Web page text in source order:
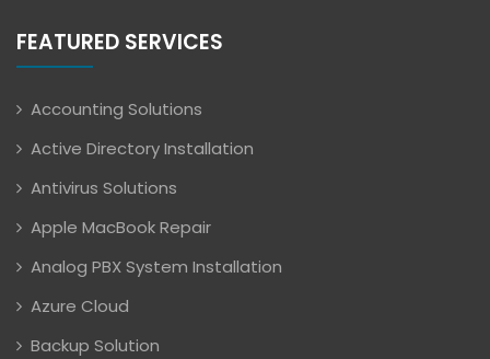
FEATURED SERVICES
Accounting Solutions
Active Directory Installation
Antivirus Solutions
Apple MacBook Repair
Analog PBX System Installation
Azure Cloud
Backup Solution